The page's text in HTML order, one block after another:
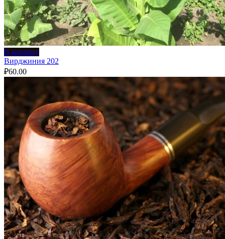
В корзину
Вирджиния 202
₽60.00